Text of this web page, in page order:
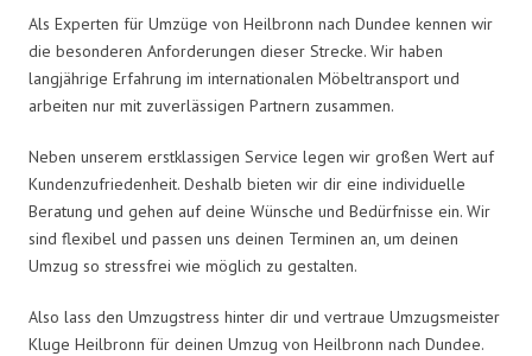
Als Experten für Umzüge von Heilbronn nach Dundee kennen wir
die besonderen Anforderungen dieser Strecke. Wir haben
langjährige Erfahrung im internationalen Möbeltransport und
arbeiten nur mit zuverlässigen Partnern zusammen.
Neben unserem erstklassigen Service legen wir großen Wert auf
Kundenzufriedenheit. Deshalb bieten wir dir eine individuelle
Beratung und gehen auf deine Wünsche und Bedürfnisse ein. Wir
sind flexibel und passen uns deinen Terminen an, um deinen
Umzug so stressfrei wie möglich zu gestalten.
Also lass den Umzugstress hinter dir und vertraue Umzugsmeister
Kluge Heilbronn für deinen Umzug von Heilbronn nach Dundee.